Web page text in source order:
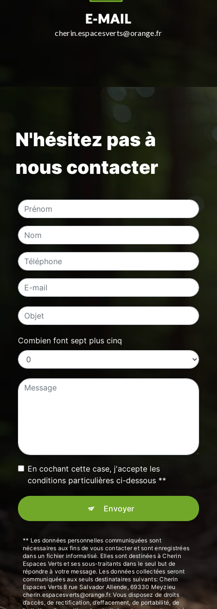
E-MAIL
cherin.espacesverts@orange.fr
N'hésitez pas à
nous contacter
Combien font sept plus cinq
En cochant cette case, j'accepte les
conditions particulières ci-dessous **
Envoyer
** Les données personnelles communiquées sont
nécessaires aux fins de vous contacter et sont enregistrées
dans un fichier informatisé. Elles sont destinées à Cherin
Espaces Verts et ses sous-traitants dans le seul but de
répondre à votre message. Les données collectées seront
communiquées aux seuls destinataires suivants: Cherin
Espaces Verts 8 rue Salvador Allende, 69330 Meyzieu
cherin.espacesverts@orange.fr. Vous disposez de droits
d’accès, de rectification, d’effacement, de portabilité, de